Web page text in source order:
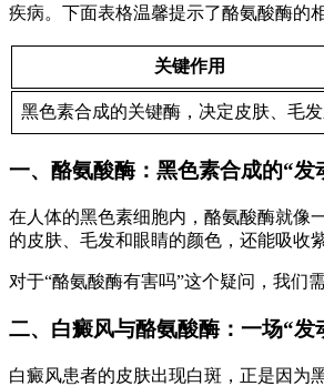
疾病。下面表格温馨提示了酪氨酸酶的
关键作用
黑色素合成的关键酶，决定皮肤、毛
一、酪氨酸酶：黑色素合成的“发
在人体的黑色素细胞内，酪氨酸酶就像
的皮肤、毛发和眼睛的颜色，还能吸收
对于“酪氨酸酶有害吗”这个疑问，我们
二、白癜风与酪氨酸酶：一场“发
白癜风患者的皮肤出现白斑，正是因为